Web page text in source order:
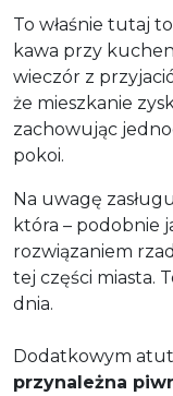
To właśnie tutaj
kawa przy
wieczór z
że mieszkanie
zachowując
pokoi.
Na uwagę
która – podobnie
rozwiązaniem
tej części miasta.
dnia.
Dodatkowym
przynależna